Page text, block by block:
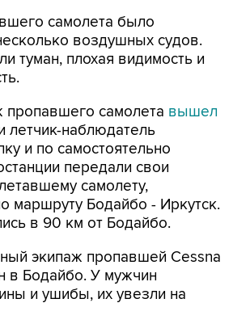
самолета было
воздушных судов.
туман, плохая видимость и
пропавшего самолета вышел
летчик-наблюдатель
и по самостоятельно
передали свои
самолету,
маршруту Бодайбо - Иркутск.
в 90 км от Бодайбо.
экипаж пропавшей Cessna
в Бодайбо. У мужчин
и ушибы, их увезли на